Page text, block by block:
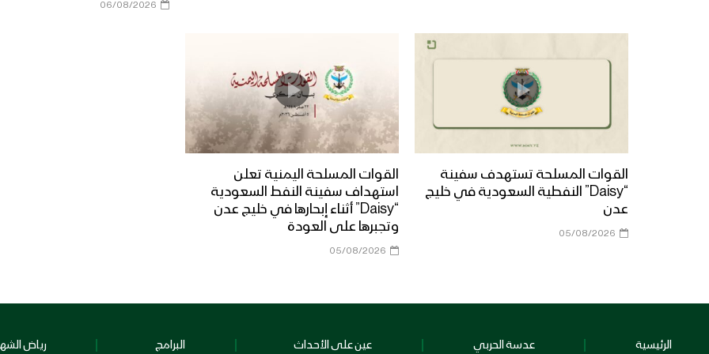
06/08/2026
القوات المسلحة تستهدف سفينة
“Daisy” النفطية السعودية في خليج
عدن
05/08/2026
القوات المسلحة اليمنية تعلن
استهداف سفينة النفط السعودية
“Daisy” أثناء إبحارها في خليج عدن
وتجبرها على العودة
05/08/2026
الرئيسية عدسة الحربي عين على الأحداث البرامج رياض